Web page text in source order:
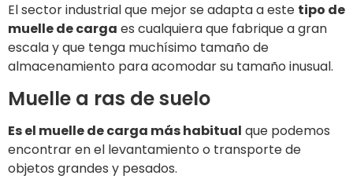
El sector industrial que mejor se adapta a este tipo de
muelle de carga es cualquiera que fabrique a gran
escala y que tenga muchísimo tamaño de
almacenamiento para acomodar su tamaño inusual.
Muelle a ras de suelo
Es el muelle de carga más habitual que podemos
encontrar en el levantamiento o transporte de
objetos grandes y pesados.